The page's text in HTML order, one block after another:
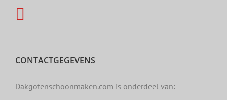
CONTACTGEGEVENS
Dakgotenschoonmaken.com is onderdeel van: